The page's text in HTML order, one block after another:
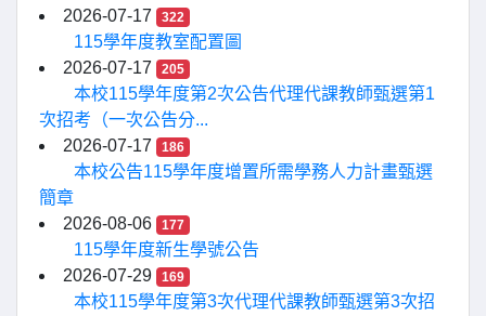
2026-07-17
322
115學年度教室配置圖
2026-07-17
205
本校115學年度第2次公告代理代課教師甄選第1
次招考（一次公告分...
2026-07-17
186
本校公告115學年度增置所需學務人力計畫甄選
簡章
2026-08-06
177
115學年度新生學號公告
2026-07-29
169
本校115學年度第3次代理代課教師甄選第3次招